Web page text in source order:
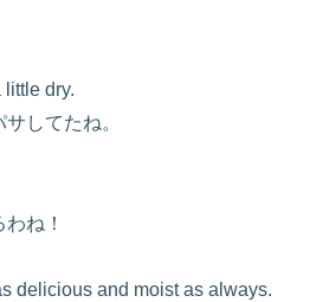
little dry.
してたね。
ね！
delicious and moist as always.